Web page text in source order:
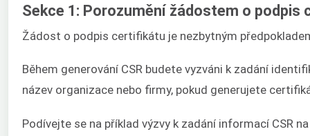
Sekce 1: Porozumění žádostem o podpis
Žádost o podpis certifikátu je nezbytným
Během generování CSR budete vyzváni k zadání
název organizace nebo firmy, pokud generujete
Podívejte se na příklad výzvy k zadání informací CSR